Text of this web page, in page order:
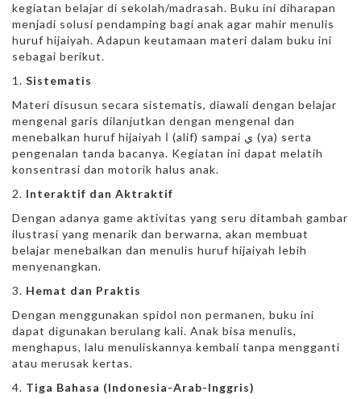
kegiatan belajar di sekolah/madrasah. Buku ini diharapan
menjadi solusi pendamping bagi anak agar mahir menulis
huruf hijaiyah. Adapun keutamaan materi dalam buku ini
sebagai berikut.
Sistematis
Materi disusun secara sistematis, diawali dengan belajar
mengenal garis dilanjutkan dengan mengenal dan
menebalkan huruf hijaiyah ا (alif) sampai ي (ya) serta
pengenalan tanda bacanya. Kegiatan ini dapat melatih
konsentrasi dan motorik halus anak.
Interaktif dan Aktraktif
Dengan adanya game aktivitas yang seru ditambah gambar
ilustrasi yang menarik dan berwarna, akan membuat
belajar menebalkan dan menulis huruf hijaiyah lebih
menyenangkan.
Hemat dan Praktis
Dengan menggunakan spidol non permanen, buku ini
dapat digunakan berulang kali. Anak bisa menulis,
menghapus, lalu menuliskannya kembali tanpa mengganti
atau merusak kertas.
Tiga Bahasa (Indonesia-Arab-Inggris)